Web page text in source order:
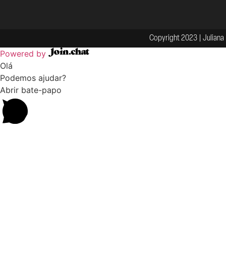
Copyright 2023 | Juliana
Powered by
Olá
Podemos ajudar?
Abrir bate-papo